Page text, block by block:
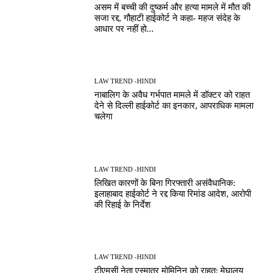
असम में बच्ची की दुष्कर्म और हत्या मामले में मौत की
सजा रद्द, गौहाटी हाईकोर्ट ने कहा- महज संदेह के
आधार पर नहीं हो...
LAW TREND -HINDI
नाबालिग के अवैध गर्भपात मामले में डॉक्टर को राहत
देने से दिल्ली हाईकोर्ट का इनकार, आपराधिक मामला
चलेगा
LAW TREND -HINDI
लिखित कारणों के बिना गिरफ्तारी असंवैधानिक:
इलाहाबाद हाईकोर्ट ने रद्द किया रिमांड आदेश, आरोपी
की रिहाई के निर्देश
LAW TREND -HINDI
टीएमसी नेता एस्मातुर मोमिनिन को राहत: मेघालय